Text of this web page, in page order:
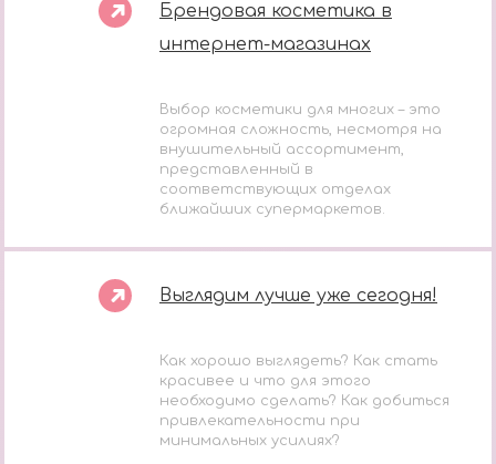
Брендовая косметика в
интернет-магазинах
Выбор косметики для многих – это
огромная сложность, несмотря на
внушительный ассортимент,
представленный в
соответствующих отделах
ближайших супермаркетов.
Выглядим лучше уже сегодня!
Как хорошо выглядеть? Как стать
красивее и что для этого
необходимо сделать? Как добиться
привлекательности при
минимальных усилиях?